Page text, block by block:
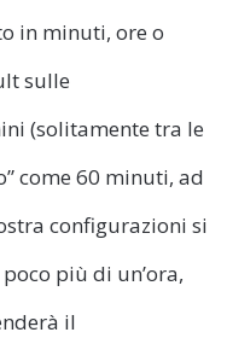
in minuti, ore o
sulle
(solitamente tra le
come 60 minuti, ad
configurazioni si
più di un’ora,
il